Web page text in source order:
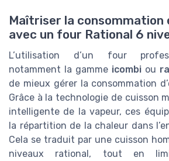
Maîtriser la consommation
avec un four Rational 6
L’utilisation d’un four
notamment la gamme icombi ou
de mieux gérer la consommation
Grâce à la technologie de cuisson
intelligente de la vapeur, ces
la répartition de la chaleur dans
Cela se traduit par une cuisson
niveaux rational, tout en